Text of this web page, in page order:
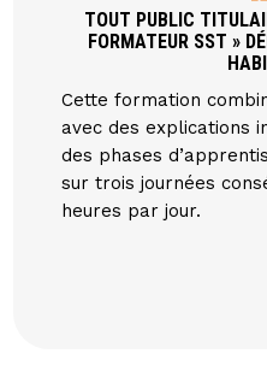
TOUT PUBLIC
FORMATEUR SST »
Cette formation
avec des explications
des phases
sur trois journées
heures par jour.